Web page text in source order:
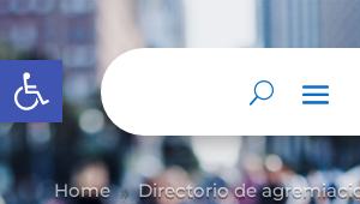
Abrir barra de herramientas
Home 9 Directorio de